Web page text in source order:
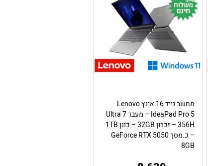
מחשב נייד 16 אינץ Lenovo
IdeaPad Pro 5 – מעבד Ultra 7
356H – זכרון 32GB – כונן 1TB
– כ.מסך GeForce RTX 5050
8GB